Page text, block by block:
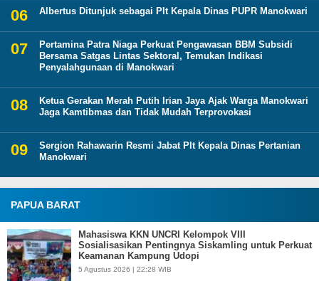
Albertus Ditunjuk sebagai Plt Kepala Dinas PUPR Manokwari
Pertamina Patra Niaga Perkuat Pengawasan BBM Subsidi
Bersama Satgas Lintas Sektoral, Temukan Indikasi
Penyalahgunaan di Manokwari
Ketua Gerakan Merah Putih Irian Jaya Ajak Warga Manokwari
Jaga Kamtibmas dan Tidak Mudah Terprovokasi
Sergion Rahawarin Resmi Jabat Plt Kepala Dinas Pertanian
Manokwari
PAPUA BARAT
Mahasiswa KKN UNCRI Kelompok VIII
Sosialisasikan Pentingnya Siskamling untuk Perkuat
Keamanan Kampung Udopi
5 Agustus 2026 | 22:28 WIB